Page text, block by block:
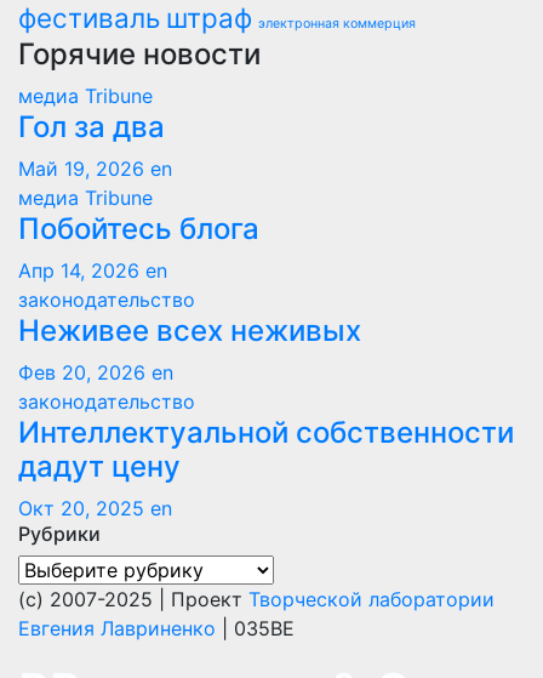
фестиваль штраф электронная коммерция
Горячие новости
медиа Tribune
Гол за два
Май 19, 2026 en
медиа Tribune
Побойтесь блога
Апр 14, 2026 en
законодательство
Неживее всех неживых
Фев 20, 2026 en
законодательство
Интеллектуальной собственности
дадут цену
Окт 20, 2025 en
Рубрики
Рубрики
(с) 2007-2025 | Проект Творческой лаборатории
Евгения Лавриненко | 035BE